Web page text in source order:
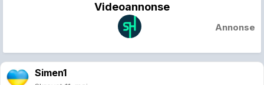
Videoannonse
Annonse
Simen1